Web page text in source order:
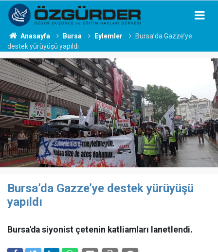
Anasayfa Bursa Eylemler
Bursa’da Gazze’ye
destek yürüyüşü yapıldı
Bursa’da Gazze’ye destek yürüyüşü
yapıldı
Bursa'da siyonist çetenin katliamları lanetlendi.